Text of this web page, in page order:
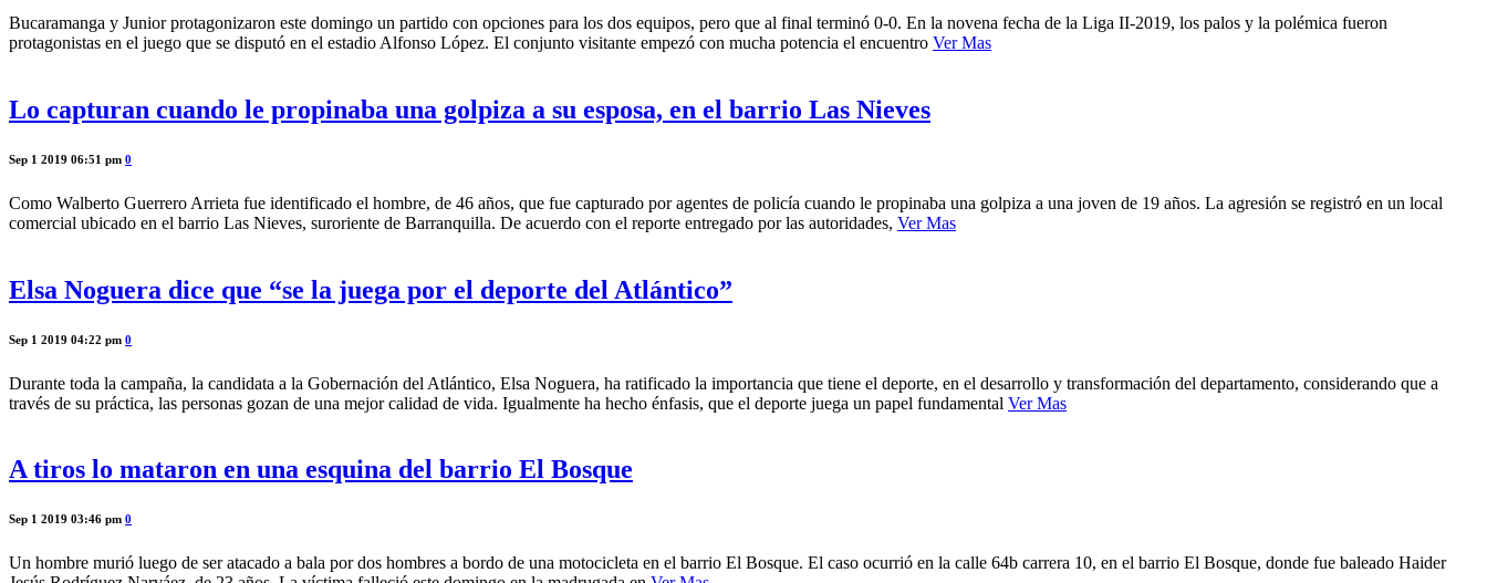
Bucaramanga y Junior protagonizaron este domingo un partido con opciones para los dos equipos, pero que al final terminó 0-0. En la novena fecha de la Liga II-2019, los palos y la polémica fueron
protagonistas en el juego que se disputó en el estadio Alfonso López. El conjunto visitante empezó con mucha potencia el encuentro Ver Mas
Lo capturan cuando le propinaba una golpiza a su esposa, en el barrio Las Nieves
Sep 1 2019 06:51 pm 0
Como Walberto Guerrero Arrieta fue identificado el hombre, de 46 años, que fue capturado por agentes de policía cuando le propinaba una golpiza a una joven de 19 años. La agresión se registró en un local
comercial ubicado en el barrio Las Nieves, suroriente de Barranquilla. De acuerdo con el reporte entregado por las autoridades, Ver Mas
Elsa Noguera dice que “se la juega por el deporte del Atlántico”
Sep 1 2019 04:22 pm 0
Durante toda la campaña, la candidata a la Gobernación del Atlántico, Elsa Noguera, ha ratificado la importancia que tiene el deporte, en el desarrollo y transformación del departamento, considerando que a
través de su práctica, las personas gozan de una mejor calidad de vida. Igualmente ha hecho énfasis, que el deporte juega un papel fundamental Ver Mas
A tiros lo mataron en una esquina del barrio El Bosque
Sep 1 2019 03:46 pm 0
Un hombre murió luego de ser atacado a bala por dos hombres a bordo de una motocicleta en el barrio El Bosque. El caso ocurrió en la calle 64b carrera 10, en el barrio El Bosque, donde fue baleado Haider